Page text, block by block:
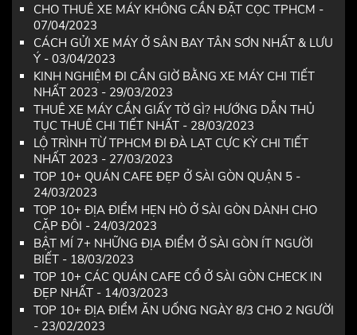
CHO THUÊ XE MÁY KHÔNG CẦN ĐẶT CỌC TPHCM -
07/04/2023
CÁCH GỬI XE MÁY Ở SÂN BAY TÂN SƠN NHẤT & LƯU
Ý - 03/04/2023
KINH NGHIỆM ĐI CẦN GIỜ BẰNG XE MÁY CHI TIẾT
NHẤT 2023 - 29/03/2023
THUÊ XE MÁY CẦN GIẤY TỜ GÌ? HƯỚNG DẪN THỦ
TỤC THUÊ CHI TIẾT NHẤT - 28/03/2023
LỘ TRÌNH TỪ TPHCM ĐI ĐÀ LẠT CỰC KỲ CHI TIẾT
NHẤT 2023 - 27/03/2023
TOP 10+ QUÁN CAFE ĐẸP Ở SÀI GÒN QUẬN 5 -
24/03/2023
TOP 10+ ĐỊA ĐIỂM HẸN HÒ Ở SÀI GÒN DÀNH CHO
CẶP ĐÔI - 24/03/2023
BẬT MÍ 7+ NHỮNG ĐỊA ĐIỂM Ở SÀI GÒN ÍT NGƯỜI
BIẾT - 18/03/2023
TOP 10+ CÁC QUÁN CAFE CỔ Ở SÀI GÒN CHECK IN
ĐẸP NHẤT - 14/03/2023
TOP 10+ ĐỊA ĐIỂM ĂN UỐNG NGÀY 8/3 CHO 2 NGƯỜI
- 23/02/2023